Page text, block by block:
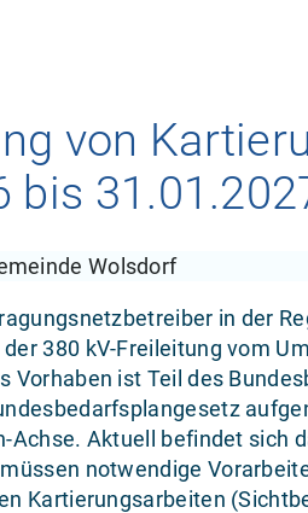
von
bis
Wolsdorf
in der
380 kV-Freileitung vom
Vorhaben ist Teil des
Achse. Aktuell befindet sich
notwendige
Kartierungsarbeiten